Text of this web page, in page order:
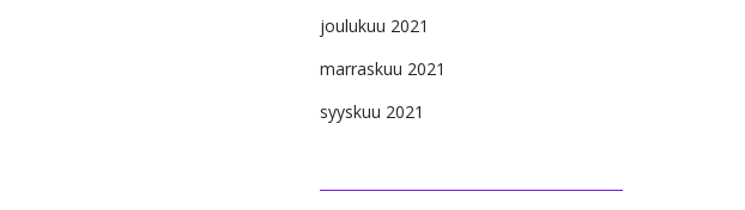
joulukuu 2021
marraskuu 2021
syyskuu 2021